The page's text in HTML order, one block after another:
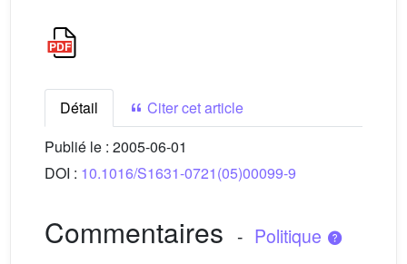
Détail
Citer cet article
Publié le : 2005-06-01
DOI : 10.1016/S1631-0721(05)00099-9
Commentaires - Politique